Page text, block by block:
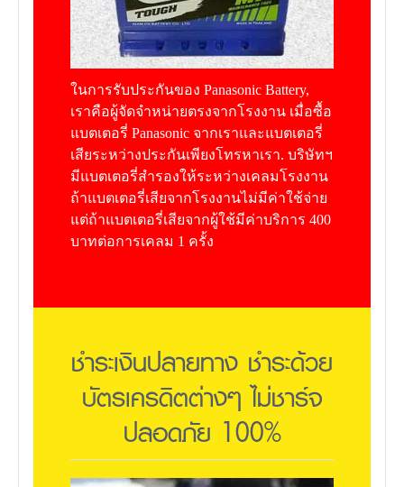
ในการรับประกันของ Panasonic Battery,
เราคือผู้จัดจำหน่ายตรงจากโรงงาน เมื่อซื้อ
แบตเตอรี่ Panasonic จากเราและแบตเตอรี่
เสียระหว่างประกันเพียงโทรหาเรา. บริษัทฯ
มีแบตเตอรี่สำรองให้ระหว่างเคลมโรงงาน
ถ้าแบตเตอรี่เสียจากโรงงานไม่มีค่าใช้จ่าย
แต่ถ้าแบตเตอรี่เสียจากผู้ใช้มีค่าบริการ 400
บาทต่อการเคลม 1 ครั้ง
ชำระเงินปลายทาง ชำระด้วย
บัตรเครดิตต่างๆ ไม่ชาร์จ
ปลอดภัย 100%